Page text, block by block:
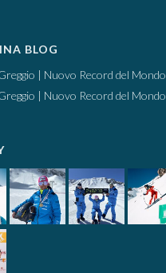
BLOG
| Nuovo Record del Mondo
| Nuovo Record del Mondo